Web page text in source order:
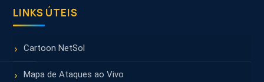
LINKS ÚTEIS
Cartoon NetSol
Mapa de Ataques ao Vivo